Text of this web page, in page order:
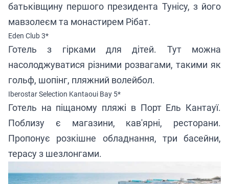
батьківщину першого президента Тунісу, з його
мавзолеєм та монастирем Рібат.
Eden Club 3*
Готель з гірками для дітей. Тутможна
насолоджуватися різними розвагами, такими як
гольф, шопінг, пляжний волейбол.
Iberostar Selection Kantaoui Bay 5*
Готель на піщаному пляжі в Порт Ель Кантауї.
Поблизу є магазини, кав'ярні, ресторани.
Пропонує розкішне обладнання, три басейни,
терасу з шезлонгами.